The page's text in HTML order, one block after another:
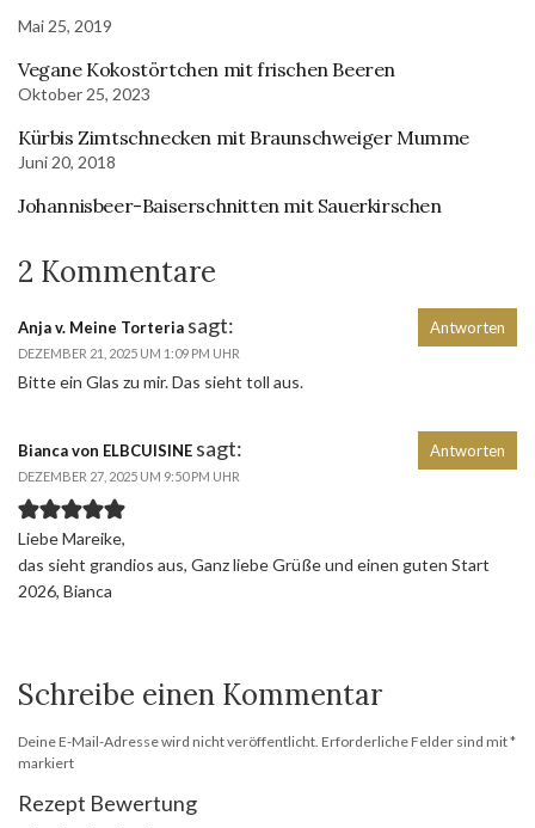
Mai 25, 2019
Vegane Kokostörtchen mit frischen Beeren
Oktober 25, 2023
Kürbis Zimtschnecken mit Braunschweiger Mumme
Juni 20, 2018
Johannisbeer-Baiserschnitten mit Sauerkirschen
2 Kommentare
Anja v. Meine Torteria sagt:
DEZEMBER 21, 2025 UM 1:09 PM UHR
Bitte ein Glas zu mir. Das sieht toll aus.
Antworten
Bianca von ELBCUISINE sagt:
DEZEMBER 27, 2025 UM 9:50 PM UHR
Liebe Mareike,
das sieht grandios aus, Ganz liebe Grüße und einen guten Start
2026, Bianca
Antworten
Schreibe einen Kommentar
Deine E-Mail-Adresse wird nicht veröffentlicht. Erforderliche Felder sind mit*
markiert
Rezept Bewertung